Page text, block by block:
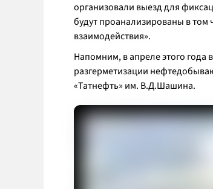
организовали выезд для
будут проанализированы в том
взаимодействия».
Напомним, в апреле этого
разгерметизации
«Татнефть» им. В.Д.Шашина.